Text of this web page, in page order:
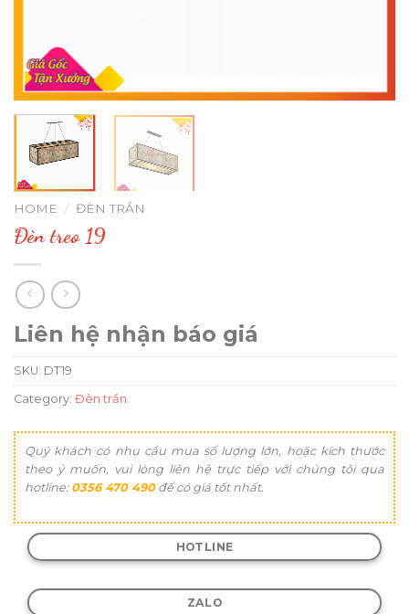
HOME / ĐÈN TRẦN
Đèn treo 19
Liên hệ nhận báo giá
SKU: DT19
Category: Đèn trần
Quý khách có nhu cầu mua số lượng lớn, hoặc kích thước
theo ý muốn, vui lòng liên hệ trực tiếp với chúng tôi qua
hotline: 0356 470 490để có giá tốt nhất.
HOTLINE
ZALO